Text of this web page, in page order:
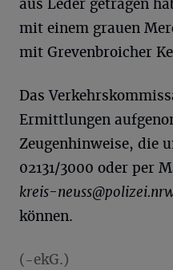
aus Leder getragen
mit einem grauen
mit Grevenbroicher
Das
Ermittlungen
Zeugenhinweise, die
02131/3000 oder per
kreis-
können.
(-ekG.)